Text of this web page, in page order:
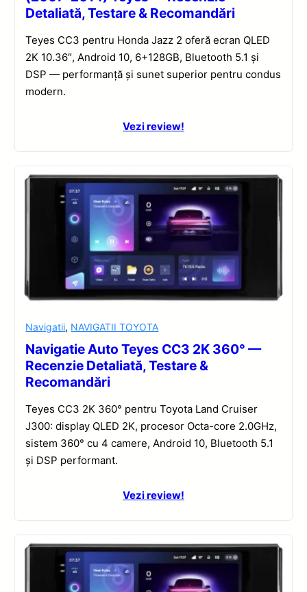
Detaliată, Testare & Recomandări
Teyes CC3 pentru Honda Jazz 2 oferă ecran QLED
2K 10.36″, Android 10, 6+128GB, Bluetooth 5.1 și
DSP — performanță și sunet superior pentru condus
modern.
Vezi review!
Navigatii, NAVIGATII TOYOTA
Navigatie Auto Teyes CC3 2K 360° —
Recenzie Detaliată, Testare &
Recomandări
Teyes CC3 2K 360° pentru Toyota Land Cruiser
J300: display QLED 2K, procesor Octa-core 2.0GHz,
sistem 360° cu 4 camere, Android 10, Bluetooth 5.1
și DSP performant.
Vezi review!